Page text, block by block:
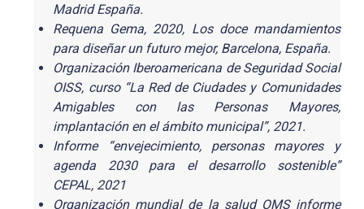
Madrid España.
Requena Gema, 2020, Los doce mandamientos
para diseñar un futuro mejor, Barcelona, España.
Organización Iberoamericana de Seguridad Social
OISS, curso “La Red de Ciudades y Comunidades
Amigables con las Personas Mayores,
implantación en el ámbito municipal”, 2021.
Informe “envejecimiento, personas mayores y
agenda 2030 para el desarrollo sostenible”
CEPAL, 2021
Organización mundial de la salud OMS informe